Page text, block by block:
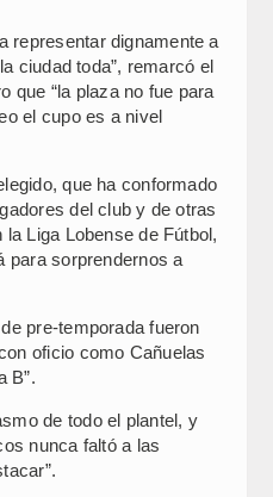
representar dignamente a
ciudad toda”, remarcó el
que “la plaza no fue para
el cupo es a nivel
que ha conformado
del club y de otras
Liga Lobense de Fútbol,
para sorprendernos a
pre-temporada fueron
oficio como Cañuelas
B”.
de todo el plantel, y
nunca faltó a las